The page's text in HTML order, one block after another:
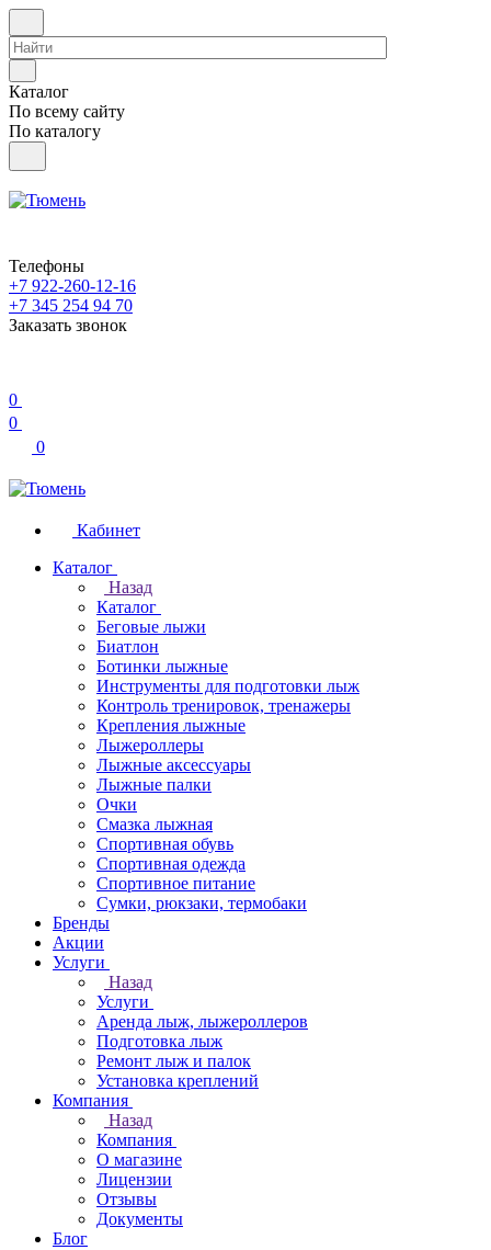
Каталог
По всему сайту
По каталогу
Телефоны
+7 922-260-12-16
+7 345 254 94 70
Заказать звонок
0
0
0
Кабинет
Каталог
Назад
Каталог
Беговые лыжи
Биатлон
Ботинки лыжные
Инструменты для подготовки лыж
Контроль тренировок, тренажеры
Крепления лыжные
Лыжероллеры
Лыжные аксессуары
Лыжные палки
Очки
Смазка лыжная
Спортивная обувь
Спортивная одежда
Спортивное питание
Сумки, рюкзаки, термобаки
Бренды
Акции
Услуги
Назад
Услуги
Аренда лыж, лыжероллеров
Подготовка лыж
Ремонт лыж и палок
Установка креплений
Компания
Назад
Компания
О магазине
Лицензии
Отзывы
Документы
Блог